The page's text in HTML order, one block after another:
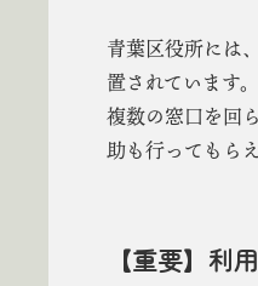
青葉区役所には
置されています
複数の窓口を回
助も行ってもら
【重要】利